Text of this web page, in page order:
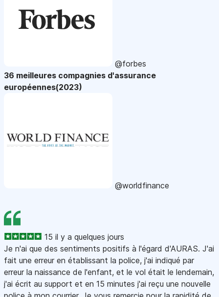
@forbes
36 meilleures compagnies d'assurance
européennes(2023)
@worldfinance
15 il y a quelques jours
Je n'ai que des sentiments positifs à l'égard d'AURAS. J'ai
fait une erreur en établissant la police, j'ai indiqué par
erreur la naissance de l'enfant, et le vol était le lendemain,
j'ai écrit au support et en 15 minutes j'ai reçu une nouvelle